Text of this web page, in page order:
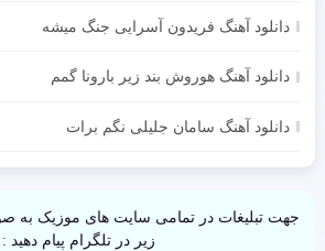
دانلود آهنگ فریدون آسرایی جنگ میشه
دانلود آهنگ هوروش بند زیر بارونا گمم
دانلود آهنگ سامان جلیلی نگم برات
جهت تبلیغات در تمامی سایت های موزیک به
زیر در تلگرام پیام دهید :